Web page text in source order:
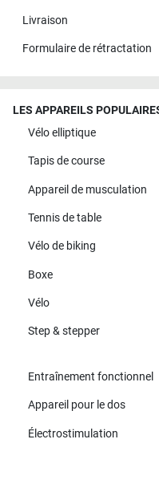
Livraison
Formulaire de rétractation
LES APPAREILS
Vélo elliptique
Tapis de course
Appareil de musculation
Tennis de table
Vélo de biking
Boxe
Vélo
Step & stepper
Entraînement fonctionnel
Appareil pour le dos
Électrostimulation